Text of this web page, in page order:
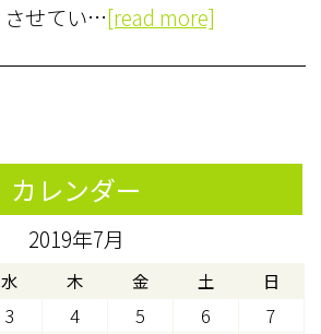
させてい…[read more]
カレンダー
2019年7月
水 木 金 土 日
3 4 5 6
7